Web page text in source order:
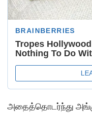
அதைத்தொடர்ந்து